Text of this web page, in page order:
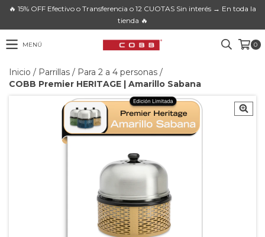
🔥 15% OFF Efectivo o Transferencia o 12 CUOTAS Sin interés → En toda la
tienda 🔥
MENÚ 0
Inicio / Parrillas / Para 2 a 4 personas /
COBB Premier HERITAGE | Amarillo Sabana